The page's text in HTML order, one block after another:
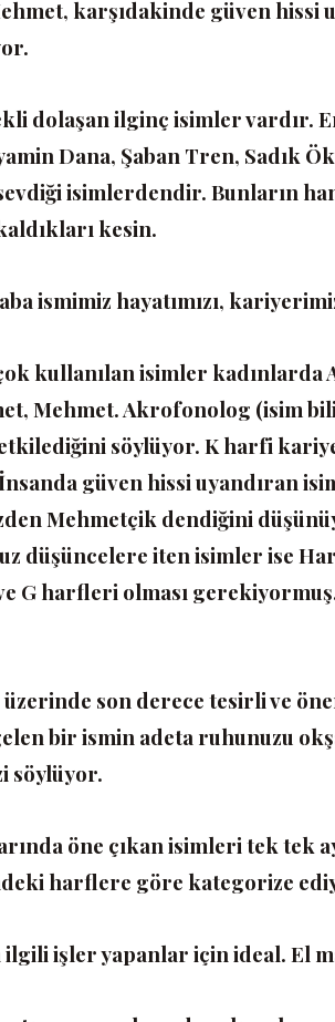
karşıdakinde güven hissi
dolaşan ilginç isimler vardır.
Dana, Şaban Tren, Sadık
isimlerdendir. Bunların
kesin.
ismimiz hayatımızı,
kullanılan isimler
Mehmet. Akrofonolog (isim
söylüyor. K harfi
güven hissi uyandıran
Mehmetçik dendiğini
düşüncelere iten isimler ise
G harfleri olması
son derece tesirli ve
bir ismin adeta ruhunuzu
söylüyor.
öne çıkan isimleri tek tek
harflere göre kategorize
işler yapanlar için ideal. El